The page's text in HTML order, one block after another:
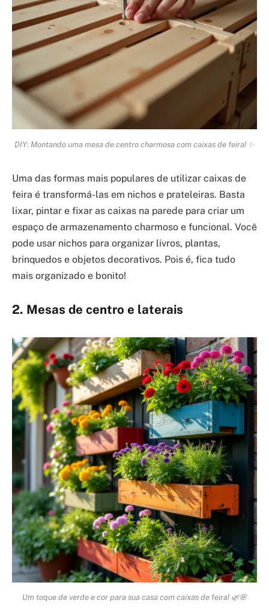
DIY: Montando uma mesa de centro charmosa com caixas de feira! ✨
Uma das formas mais populares de utilizar caixas de
feira é transformá-las em nichos e prateleiras. Basta
lixar, pintar e fixar as caixas na parede para criar um
espaço de armazenamento charmoso e funcional. Você
pode usar nichos para organizar livros, plantas,
brinquedos e objetos decorativos. Pois é, fica tudo
mais organizado e bonito!
2. Mesas de centro e laterais
Um toque de verde e cor para sua casa com caixas de feira! 🌿🌸